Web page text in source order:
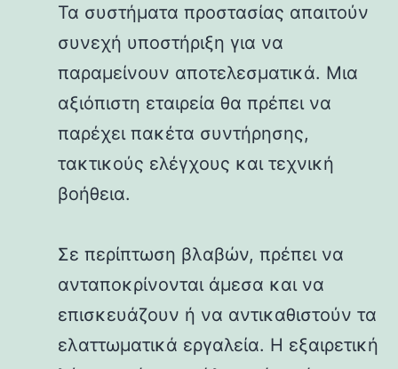
Τα συστήματα προστασίας απαιτούν
συνεχή υποστήριξη για να
παραμείνουν αποτελεσματικά. Μια
αξιόπιστη εταιρεία θα πρέπει να
παρέχει πακέτα συντήρησης,
τακτικούς ελέγχους και τεχνική
βοήθεια.
Σε περίπτωση βλαβών, πρέπει να
ανταποκρίνονται άμεσα και να
επισκευάζουν ή να αντικαθιστούν τα
ελαττωματικά εργαλεία. Η εξαιρετική